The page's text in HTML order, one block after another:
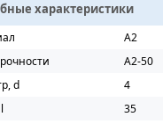
характеристики
A2
A2-50
d
4
35